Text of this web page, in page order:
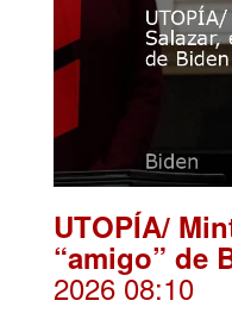
UTOPÍA/
“amigo” de
2026 08:10